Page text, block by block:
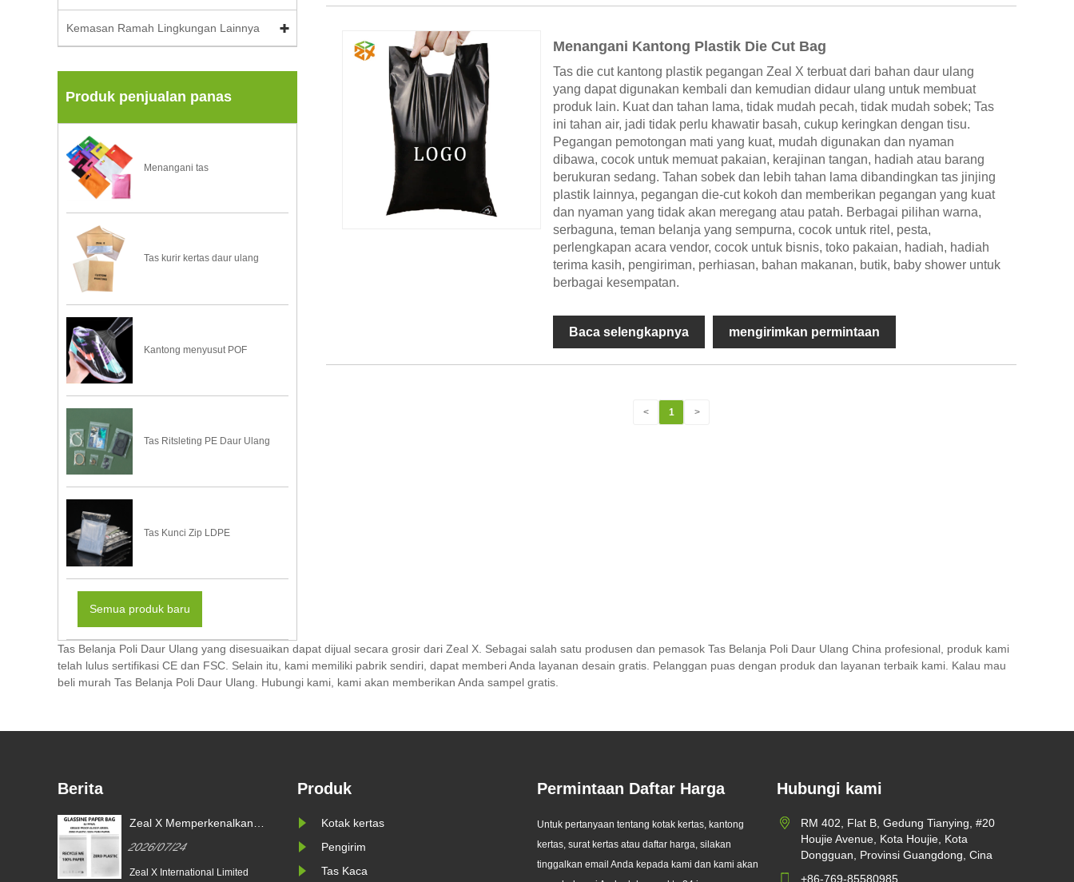
Kemasan Ramah Lingkungan Lainnya
Produk penjualan panas
Menangani tas
Tas kurir kertas daur ulang
Kantong menyusut POF
Tas Ritsleting PE Daur Ulang
Tas Kunci Zip LDPE
Semua produk baru
Menangani Kantong Plastik Die Cut Bag
Tas die cut kantong plastik pegangan Zeal X terbuat dari bahan daur ulang
yang dapat digunakan kembali dan kemudian didaur ulang untuk membuat
produk lain. Kuat dan tahan lama, tidak mudah pecah, tidak mudah sobek; Tas
ini tahan air, jadi tidak perlu khawatir basah, cukup keringkan dengan tisu.
Pegangan pemotongan mati yang kuat, mudah digunakan dan nyaman
dibawa, cocok untuk memuat pakaian, kerajinan tangan, hadiah atau barang
berukuran sedang. Tahan sobek dan lebih tahan lama dibandingkan tas jinjing
plastik lainnya, pegangan die-cut kokoh dan memberikan pegangan yang kuat
dan nyaman yang tidak akan meregang atau patah. Berbagai pilihan warna,
serbaguna, teman belanja yang sempurna, cocok untuk ritel, pesta,
perlengkapan acara vendor, cocok untuk bisnis, toko pakaian, hadiah, hadiah
terima kasih, pengiriman, perhiasan, bahan makanan, butik, baby shower untuk
berbagai kesempatan.
Baca selengkapnya mengirimkan permintaan
< 1 >
Tas Belanja Poli Daur Ulang yang disesuaikan dapat dijual secara grosir dari Zeal X. Sebagai salah satu produsen dan pemasok Tas Belanja Poli Daur Ulang China profesional, produk kami
telah lulus sertifikasi CE dan FSC. Selain itu, kami memiliki pabrik sendiri, dapat memberi Anda layanan desain gratis. Pelanggan puas dengan produk dan layanan terbaik kami. Kalau mau
beli murah Tas Belanja Poli Daur Ulang. Hubungi kami, kami akan memberikan Anda sampel gratis.
Berita
X Memperkenalkan
Kertas Glassine
untuk Kemasan
dan Kepatuhan
X International Limited
Zeal X Meluncurkan Kantong
Kertas Glassine Khusus untuk
Membantu Merek Global
Menggantikan Kemasan Plastik
Seiring dengan meningkatnya
Berkelanjutan dan Kepatuhan
Zeal X Meluncurkan Kantong
Kertas Glassine Khusus untuk
Menggantikan Kemasan Plastik
2026/07/22
Seiring dengan meningkatnya
Produk
Kotak kertas
Pengirim
Tas Kaca
Permintaan Daftar Harga
Untuk pertanyaan tentang kotak kertas, kantong
kertas, surat kertas atau daftar harga, silakan
tinggalkan email Anda kepada kami dan kami akan
Hubungi kami
RM 402, Flat B, Gedung Tianying, #20
Houjie Avenue, Kota Houjie, Kota
Dongguan, Provinsi Guangdong, Cina
+86-769-85580985